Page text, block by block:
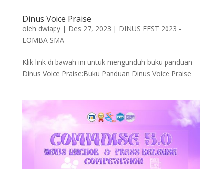
Dinus Voice Praise
oleh dwiapy| Des 27, 2023 | DINUS FEST 2023 -
LOMBA SMA
Klik link di bawah ini untuk mengunduh buku panduan
Dinus Voice Praise:Buku Panduan Dinus Voice Praise